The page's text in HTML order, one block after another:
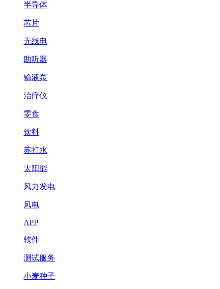
半导体
芯片
无线电
助听器
输液泵
治疗仪
零食
饮料
苏打水
太阳能
风力发电
风电
APP
软件
测试服务
小麦种子